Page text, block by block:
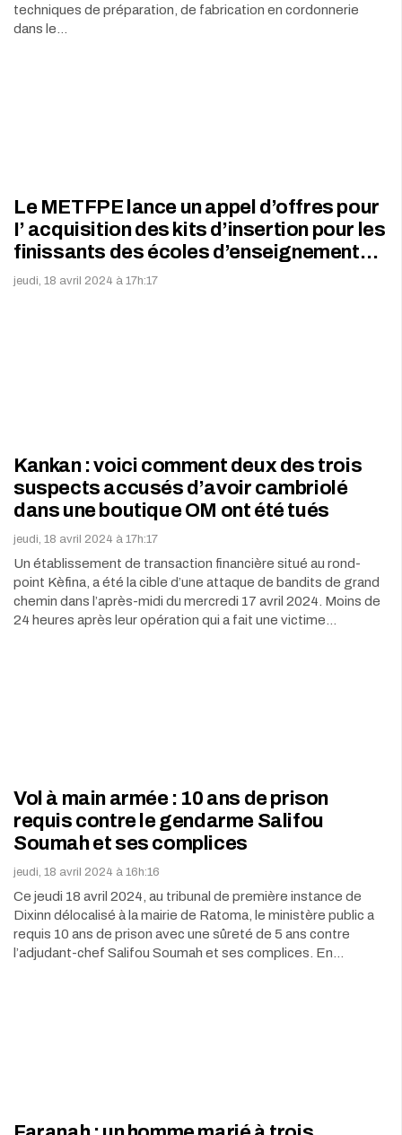
techniques de préparation, de fabrication en cordonnerie
dans le…
Le METFPE lance un appel d’offres pour
I’ acquisition des kits d’insertion pour les
finissants des écoles d’enseignement…
jeudi, 18 avril 2024 à 17h:17
Kankan : voici comment deux des trois
suspects accusés d’avoir cambriolé
dans une boutique OM ont été tués
jeudi, 18 avril 2024 à 17h:17
Un établissement de transaction financière situé au rond-
point Kèfina, a été la cible d’une attaque de bandits de grand
chemin dans l’après-midi du mercredi 17 avril 2024. Moins de
24 heures après leur opération qui a fait une victime…
Vol à main armée : 10 ans de prison
requis contre le gendarme Salifou
Soumah et ses complices
jeudi, 18 avril 2024 à 16h:16
Ce jeudi 18 avril 2024, au tribunal de première instance de
Dixinn délocalisé à la mairie de Ratoma, le ministère public a
requis 10 ans de prison avec une sûreté de 5 ans contre
l’adjudant-chef Salifou Soumah et ses complices. En…